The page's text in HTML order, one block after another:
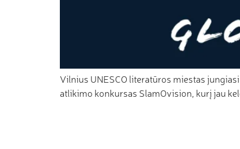
Vilnius UNESCO literatūros miestas
atlikimo konkursas SlamOvision, kurį jau